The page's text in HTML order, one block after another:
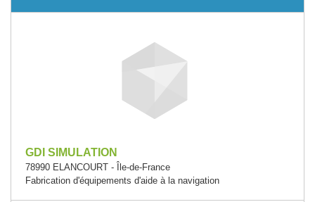
GDI SIMULATION
78990 ELANCOURT - Île-de-France
Fabrication d'équipements d'aide à la navigation